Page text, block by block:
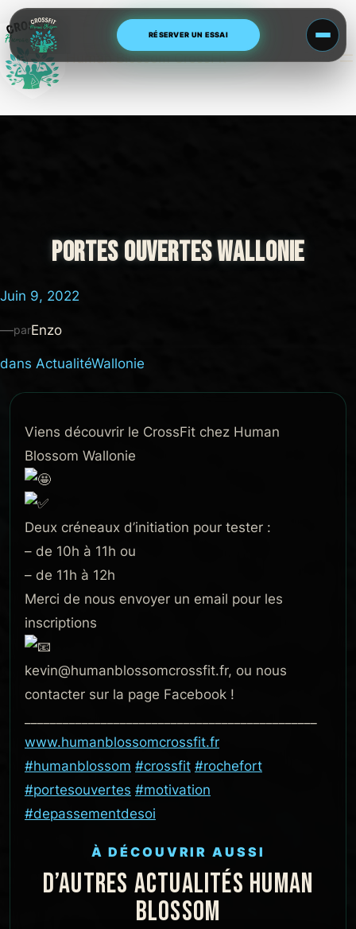
RÉSERVER UN ESSAI
Aller
au
contenu
Human Blossom CrossFit
PORTES OUVERTES WALLONIE
Juin 9, 2022
—parEnzo
dans ActualitéWallonie
Viens découvrir le CrossFit chez Human
Blossom Wallonie
Deux créneaux d’initiation pour tester :
– de 10h à 11h ou
– de 11h à 12h
Merci de nous envoyer un email pour les
inscriptions
kevin@humanblossomcrossfit.fr, ou nous
contacter sur la page Facebook !
www.humanblossomcrossfit.fr
#humanblossom #crossfit #rochefort
#portesouvertes #motivation
#depassementdesoi
À DÉCOUVRIR AUSSI
D’AUTRES ACTUALITÉS HUMAN
BLOSSOM